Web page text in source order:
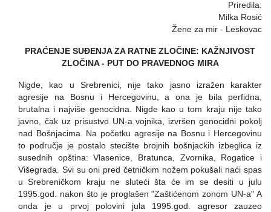
Priredila:
Milka Rosić
Žene za mir - Leskovac
PRAĆENJE SUĐENJA ZA RATNE ZLOČINE: KAŽNJIVOST
ZLOČINA - PUT DO PRAVEDNOG MIRA
Nigde, kao u Srebrenici, nije tako jasno izražen karakter
agresije na Bosnu i Hercegovinu, a ona je bila perfidna,
brutalna i najviše genocidna. Nigde kao u tom kraju nije tako
javno, čak uz prisustvo UN-a vojnika, izvršen genocidni pokolj
nad Bošnjacima. Na početku agresije na Bosnu i Hercegovinu
to područje je postalo stecište brojnih bošnjackih izbeglica iz
susednih opština: Vlasenice, Bratunca, Zvornika, Rogatice i
Višegrada. Svi su oni pred četničkim nožem pokušali naći spas
u Srebreničkom kraju ne sluteći šta će im se desiti u julu
1995.god. nakon što je proglašen "Zaštićenom zonom UN-a" A
onda je u prvoj polovini jula 1995.god. agresor zauzeo